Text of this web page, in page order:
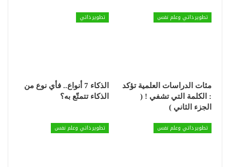
تطوير ذاتي وعلم نفس
مئات الدراسات العلمية تؤكد
: الكلمة التي تشفي ! (
الجزء الثاني )
تطوير ذاتي
الذكاء 7 أنواع.. فأي نوع من
الذكاء تتمتّع به؟
تطوير ذاتي وعلم نفس تطوير ذاتي وعلم نفس